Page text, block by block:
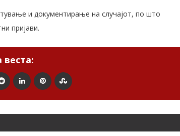
и документирање на случајот, по што
пријави.
веста: